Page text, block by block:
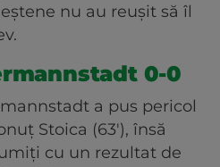
nu au reușit să îl
0-0
a pus pericol
Stoica (63'), însă
cu un rezultat de